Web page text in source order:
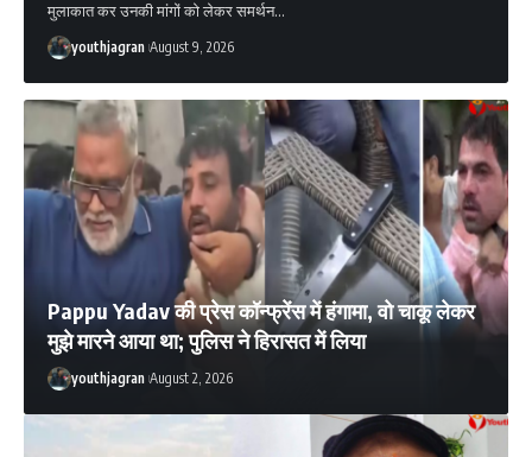
मुलाकात कर उनकी मांगों को लेकर समर्थन…
youthjagran August 9, 2026
Pappu Yadav की प्रेस कॉन्फ्रेंस में हंगामा, वो चाकू लेकर
मुझे मारने आया था; पुलिस ने हिरासत में लिया
youthjagran August 2, 2026